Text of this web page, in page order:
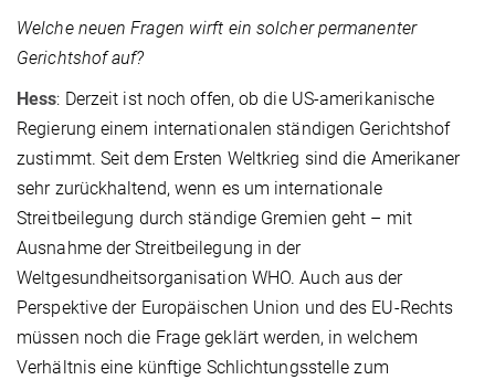
Welche neuen Fragen wirft ein solcher permanenter
Gerichtshof auf?
Hess: Derzeit ist noch offen, ob die US-amerikanische
Regierung einem internationalen ständigen Gerichtshof
zustimmt. Seit dem Ersten Weltkrieg sind die Amerikaner
sehr zurückhaltend, wenn es um internationale
Streitbeilegung durch ständige Gremien geht – mit
Ausnahme der Streitbeilegung in der
Weltgesundheitsorganisation WHO. Auch aus der
Perspektive der Europäischen Union und des EU-Rechts
müssen noch die Frage geklärt werden, in welchem
Verhältnis eine künftige Schlichtungsstelle zum